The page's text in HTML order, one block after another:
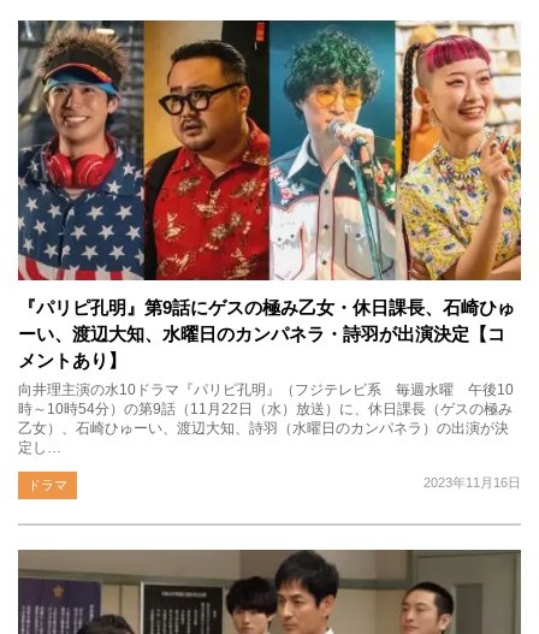
『パリピ孔明』第9話にゲスの極み乙女・休日課長、石崎ひゅ
ーい、渡辺大知、水曜日のカンパネラ・詩羽が出演決定【コ
メントあり】
向井理主演の水10ドラマ『パリピ孔明』（フジテレビ系 毎週水曜 午後10
時～10時54分）の第9話（11月22日（水）放送）に、休日課長（ゲスの極み
乙女）、石崎ひゅーい、渡辺大知、詩羽（水曜日のカンパネラ）の出演が決
定し…
2023年11月16日
ドラマ